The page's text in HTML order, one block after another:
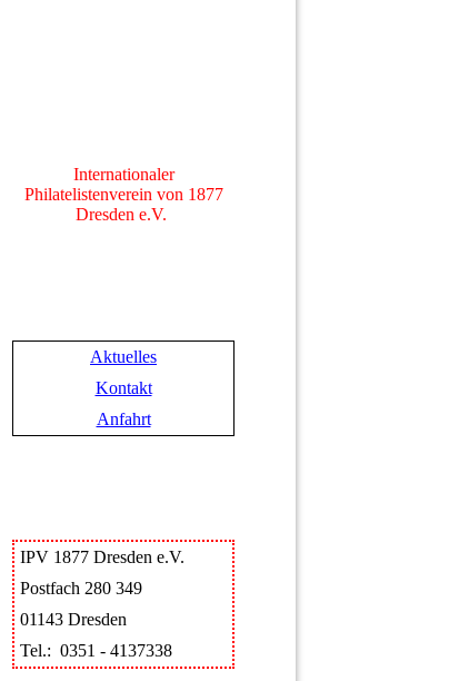
Internationaler
Philatelistenverein von 1877
Dresden e.V.
Aktuelles
Kontakt
Anfahrt
IPV 1877 Dresden e.V.
Postfach 280 349
01143 Dresden
Tel.: 0351 - 4137338